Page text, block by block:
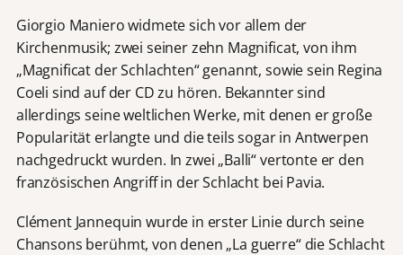
Giorgio Maniero widmete sich vor allem der
Kirchenmusik; zwei seiner zehn Magnificat, von ihm
„Magnificat der Schlachten“ genannt, sowie sein Regina
Coeli sind auf der CD zu hören. Bekannter sind
allerdings seine weltlichen Werke, mit denen er große
Popularität erlangte und die teils sogar in Antwerpen
nachgedruckt wurden. In zwei „Balli“ vertonte er den
französischen Angriff in der Schlacht bei Pavia.
Clément Jannequin wurde in erster Linie durch seine
Chansons berühmt, von denen „La guerre“ die Schlacht